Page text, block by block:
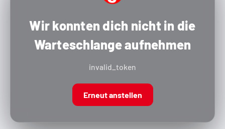
Wir konnten dich nicht in die
Warteschlange aufnehmen
invalid_token
Erneut anstellen